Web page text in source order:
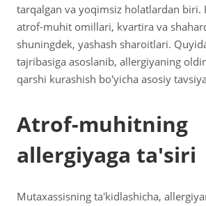
tarqalgan va yoqimsiz holatlardan biri.
atrof-muhit omillari, kvartira va
shuningdek, yashash sharoitlari.
tajribasiga asoslanib, allergiyaning
qarshi kurashish bo'yicha asosiy
Atrof-muhitning
allergiyaga ta'siri
Mutaxassisning ta'kidlashicha,